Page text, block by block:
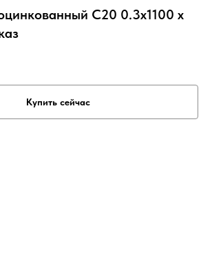
С20 0.3х1100 х
Купить сейчас